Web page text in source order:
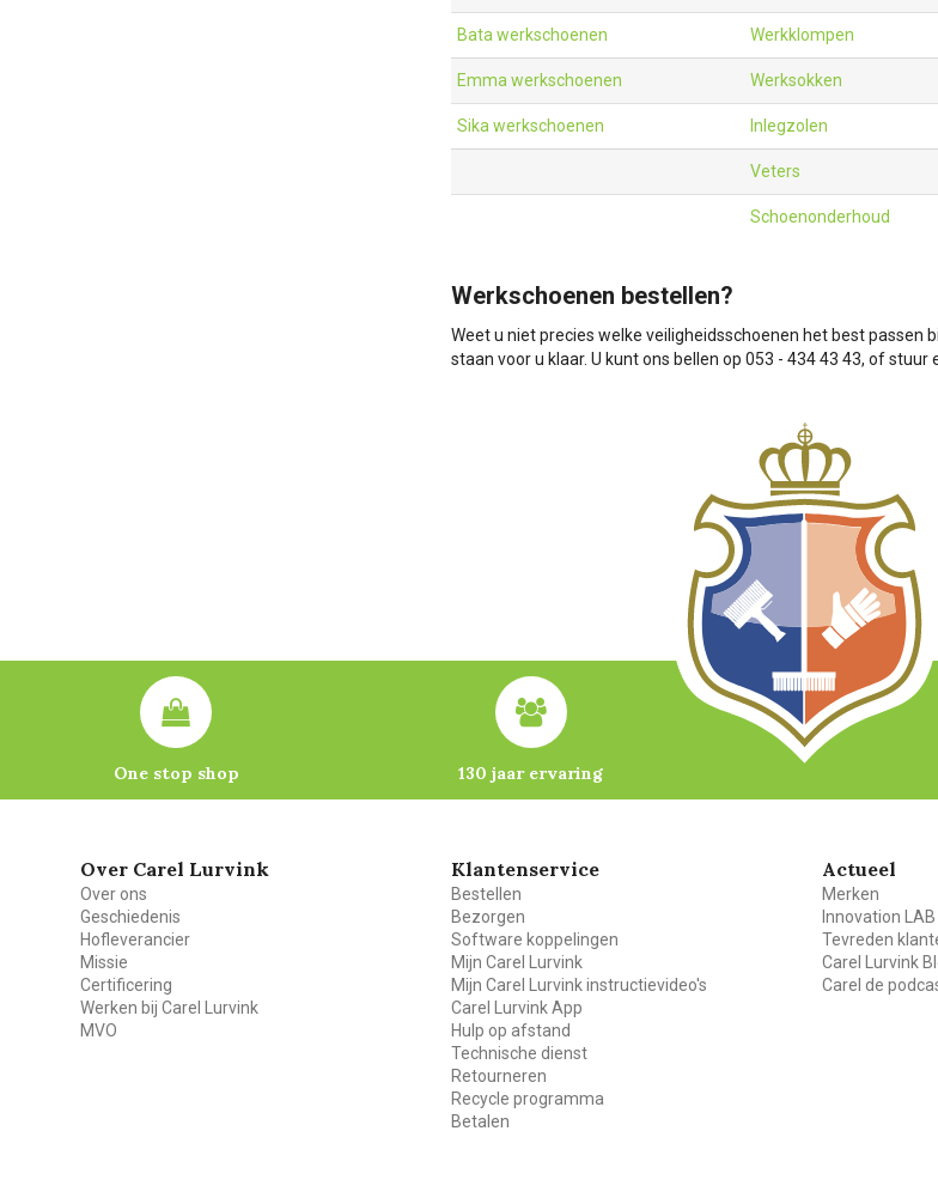
Bata werkschoenen Werkklompen
Emma werkschoenen Werksokken
Sika werkschoenen Inlegzolen
Veters
Schoenonderhoud
Werkschoenen bestellen?
Weet u niet precies welke veiligheidsschoenen het best passen
staan voor u klaar. U kunt ons bellen op 053 - 434 43 43, of stuur
One stop shop 130 jaar ervaring
Over Carel Lurvink
Over ons
Geschiedenis
Hofleverancier
Missie
Certificering
Werken bij Carel Lurvink
MVO
Klantenservice
Bestellen
Bezorgen
Software koppelingen
Mijn Carel Lurvink
Mijn Carel Lurvink instructievideo's
Carel Lurvink App
Hulp op afstand
Technische dienst
Retourneren
Recycle programma
Betalen
Actueel
Merken
Innovation LAB
Tevreden
Carel Lurvink
Carel de